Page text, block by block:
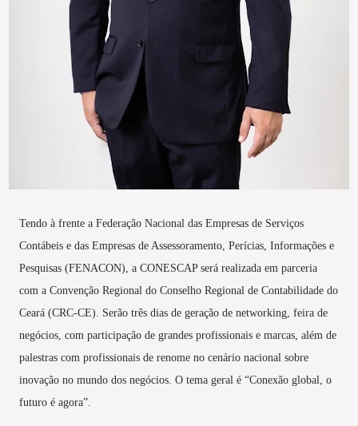
Tendo à frente a Federação Nacional das Empresas de Serviços
Contábeis e das Empresas de Assessoramento, Perícias, Informações e
Pesquisas (FENACON), a CONESCAP será realizada em parceria
com a Convenção Regional do Conselho Regional de Contabilidade do
Ceará (CRC-CE). Serão três dias de geração de networking, feira de
negócios, com participação de grandes profissionais e marcas, além de
palestras com profissionais de renome no cenário nacional sobre
inovação no mundo dos negócios. O tema geral é “Conexão global, o
futuro é agora”.